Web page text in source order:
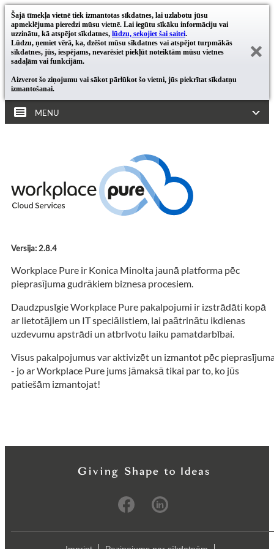
Šajā tīmekļa vietnē tiek izmantotas sīkdatnes, lai uzlabotu jūsu
apmeklējuma pieredzi mūsu vietnē. Lai iegūtu sīkāku informāciju vai
uzzinātu, kā atspējot sīkdatnes, lūdzu, sekojiet šai saitei.
Lūdzu, ņemiet vērā, ka, dzēšot mūsu sīkdatnes vai atspējot turpmākās
sīkdatnes, jūs, iespējams, nevarēsiet piekļūt noteiktām mūsu vietnes
sadaļām vai funkcijām.
Aizverot šo ziņojumu vai sākot pārlūkot šo vietni, jūs piekrītat sīkdatņu
izmantošanai.
MENU
Versija: 2.8.4
Workplace Pure ir Konica Minolta jaunā platforma pēc
pieprasījuma gudrākiem biznesa procesiem.
Daudzpusīgie Workplace Pure pakalpojumi ir izstrādāti kopā
ar lietotājiem un IT speciālistiem, lai paātrinātu ikdienas
uzdevumu apstrādi un atbrīvotu laiku pamatdarbībai.
Visus pakalpojumus var aktivizēt un izmantot pēc
- jo ar Workplace Pure jums jāmaksā tikai par to, ko jūs
patiešām izmantojat!